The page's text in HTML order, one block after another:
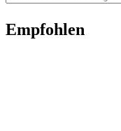
Empfohlen